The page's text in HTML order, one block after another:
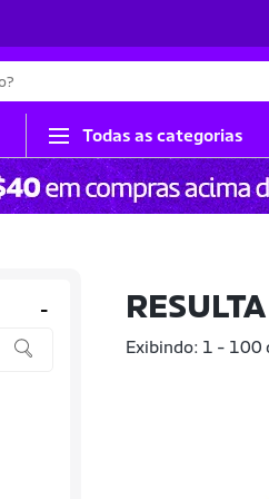
Todas as categorias
-
Exibindo: 1 - 100